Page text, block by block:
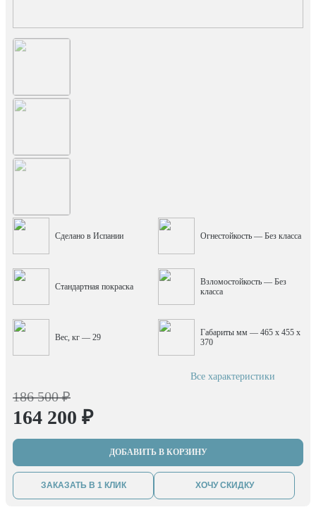
Сделано в Испании Огнестойкость — Без класса
Стандартная покраска
Взломостойкость — Без
класса
Вес, кг — 29
Габариты мм — 465 x 455 x
370
Все характеристики
186 500 ₽
164 200 ₽
ДОБАВИТЬ В КОРЗИНУ
ЗАКАЗАТЬ В 1 КЛИК ХОЧУ СКИДКУ